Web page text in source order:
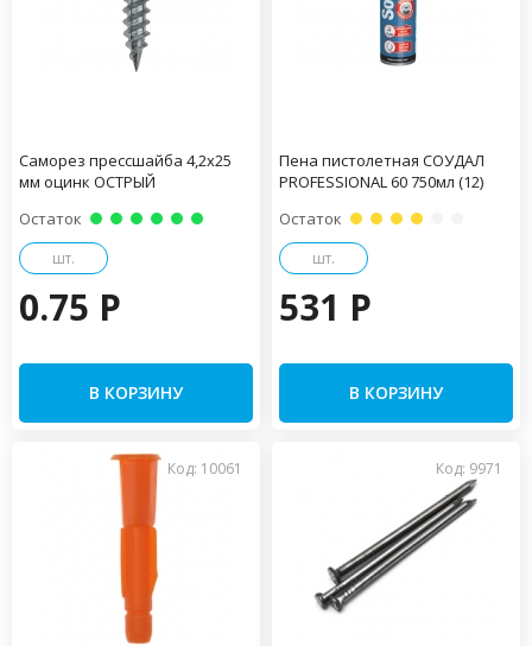
Саморез прессшайба 4,2х25
мм оцинк ОСТРЫЙ
Остаток
шт.
0.75 P
В КОРЗИНУ
Пена пистолетная СОУДАЛ
PROFESSIONAL 60 750мл (12)
Остаток
шт.
531 P
В КОРЗИНУ
Код: 10061 Код: 9971